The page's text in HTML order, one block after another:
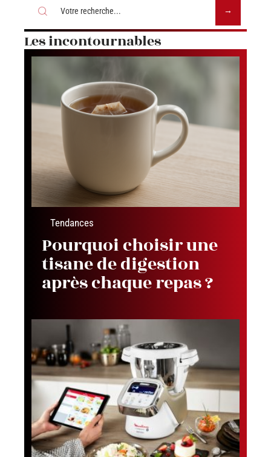
Les incontournables
Tendances
Pourquoi choisir une
tisane de digestion
après chaque repas ?